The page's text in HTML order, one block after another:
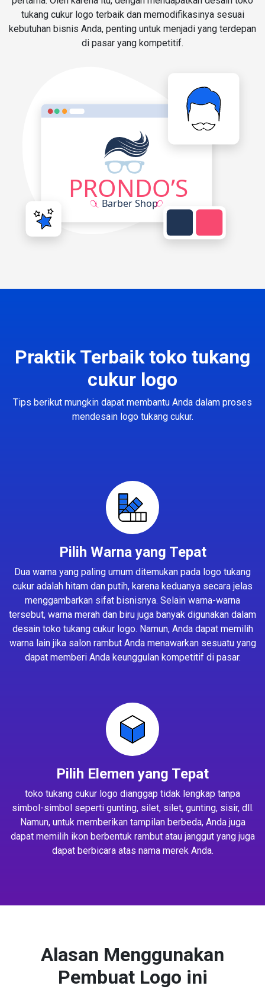
tukang cukur logo terbaik dan memodifikasinya sesuai
kebutuhan bisnis Anda, penting untuk menjadi yang terdepan
di pasar yang kompetitif.
Praktik Terbaik toko tukang
cukur logo
Tips berikut mungkin dapat membantu Anda dalam proses
mendesain logo tukang cukur.
Pilih Warna yang Tepat
Dua warna yang paling umum ditemukan pada logo tukang
cukur adalah hitam dan putih, karena keduanya secara jelas
menggambarkan sifat bisnisnya. Selain warna-warna
tersebut, warna merah dan biru juga banyak digunakan dalam
desain toko tukang cukur logo. Namun, Anda dapat memilih
warna lain jika salon rambut Anda menawarkan sesuatu yang
dapat memberi Anda keunggulan kompetitif di pasar.
Pilih Elemen yang Tepat
toko tukang cukur logo dianggap tidak lengkap tanpa
simbol-simbol seperti gunting, silet, silet, gunting, sisir, dll.
Namun, untuk memberikan tampilan berbeda, Anda juga
dapat memilih ikon berbentuk rambut atau janggut yang juga
dapat berbicara atas nama merek Anda.
Alasan Menggunakan
Pembuat Logo ini